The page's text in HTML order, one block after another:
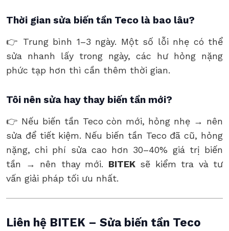
Thời gian sửa biến tần Teco là bao lâu?
👉 Trung bình 1–3 ngày. Một số lỗi nhẹ có thể
sửa nhanh lấy trong ngày, các hư hỏng nặng
phức tạp hơn thì cần thêm thời gian.
Tôi nên sửa hay thay biến tần mới?
👉 Nếu biến tần Teco còn mới, hỏng nhẹ → nên
sửa để tiết kiệm. Nếu biến tần Teco đã cũ, hỏng
nặng, chi phí sửa cao hơn 30–40% giá trị biến
tần → nên thay mới. BITEKsẽ kiểm tra và tư
vấn giải pháp tối ưu nhất.
Liên hệ BITEK – Sửa biến tần Teco